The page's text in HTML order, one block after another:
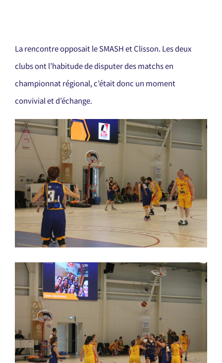
La rencontre opposait le SMASH et Clisson. Les deux
clubs ont l’habitude de disputer des matchs en
championnat régional, c’était donc un moment
convivial et d’échange.